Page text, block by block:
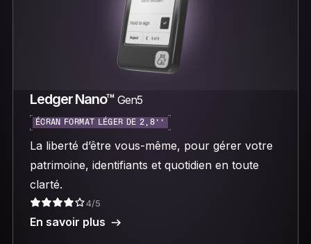
Ledger Nano™ Gen5
ÉCRAN FORMAT LÉGER DE 2,8’’
La liberté d’être vous-même, pour gérer votre
patrimoine, identifiants et quotidien en toute
clarté.
4/5
En savoir plus